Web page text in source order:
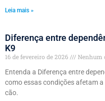
Leia mais »
Diferença entre
K9
16 de fevereiro de 2026
Nenhum
Entenda a Diferença entre
como essas condições afetam
cão.